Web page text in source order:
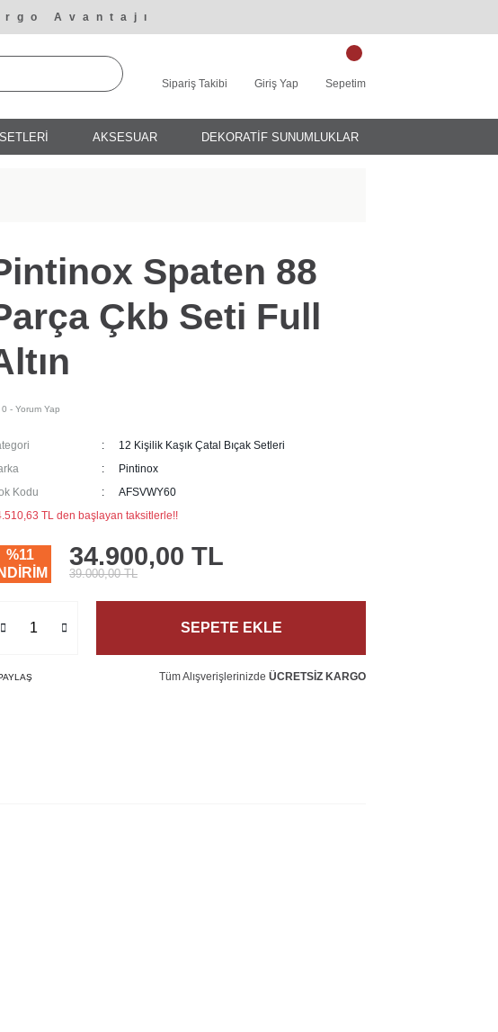
Avantajı
Sipariş Takibi Giriş Yap Sepetim
AKSESUAR DEKORATİF SUNUMLUKLAR
Spaten 88
Çkb Seti Full
0 - Yorum Yap
12 Kişilik Kaşık Çatal Bıçak Setleri
Pintinox
Kodu
AFSVWY60
TL den başlayan taksitlerle!!
%11
İNDİRİM
34.900,00 TL
39.000,00 TL
SEPETE EKLE
Tüm Alışverişlerinizde ÜCRETSİZ KARGO